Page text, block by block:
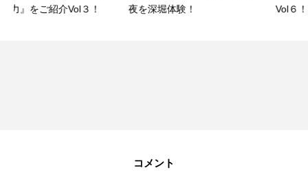
夜を深堀体験！
Vol６！
コメント